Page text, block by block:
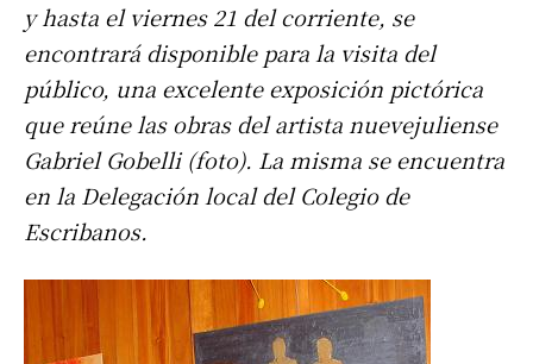
y hasta el viernes 21 del corriente, se
encontrará disponible para la visita del
público, una excelente exposición pictórica
que reúne las obras del artista nuevejuliense
Gabriel Gobelli (foto). La misma se encuentra
en la Delegación local del Colegio de
Escribanos.